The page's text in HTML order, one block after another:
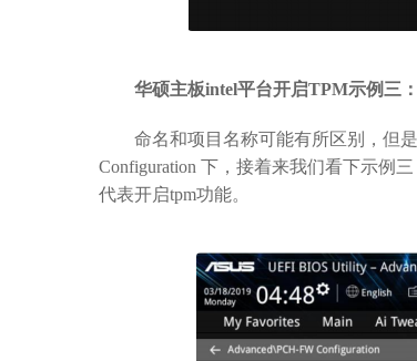
华硕主板intel平台开启TPM示例三：
命名和项目名称可能有所区别，但是
Configuration 下，接着来我们看下示例
代表开启tpm功能。